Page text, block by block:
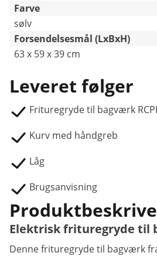
Farve
sølv
Forsendelsesmål (LxBxH)
63 x 59 x 39 cm
Leveret følger
Frituregryde til bagværk
Kurv med håndgreb
Låg
Brugsanvisning
Elektrisk frituregryde til
Denne frituregryde til bagværk